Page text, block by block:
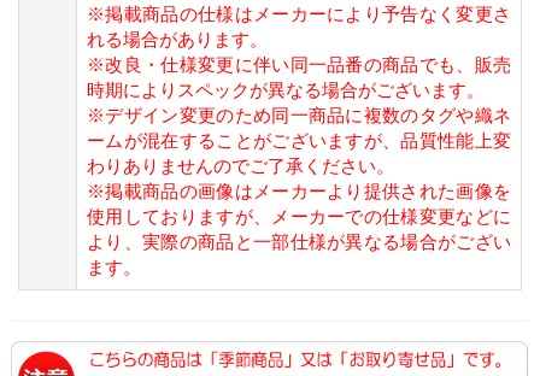
※掲載商品の仕様はメーカーにより予告なく変更さ
れる場合があります。
※改良・仕様変更に伴い同一品番の商品でも、販売
時期によりスペックが異なる場合がございます。
※デザイン変更のため同一商品に複数のタグや織ネ
ームが混在することがございますが、品質性能上変
わりありませんのでご了承ください。
※掲載商品の画像はメーカーより提供された画像を
使用しておりますが、メーカーでの仕様変更などに
より、実際の商品と一部仕様が異なる場合がござい
ます。